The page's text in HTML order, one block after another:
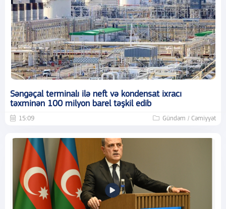
Səngəçal terminalı ilə neft və kondensat ixracı
təxminən 100 milyon barel təşkil edib
15:09 Gündəm / Cəmiyyət